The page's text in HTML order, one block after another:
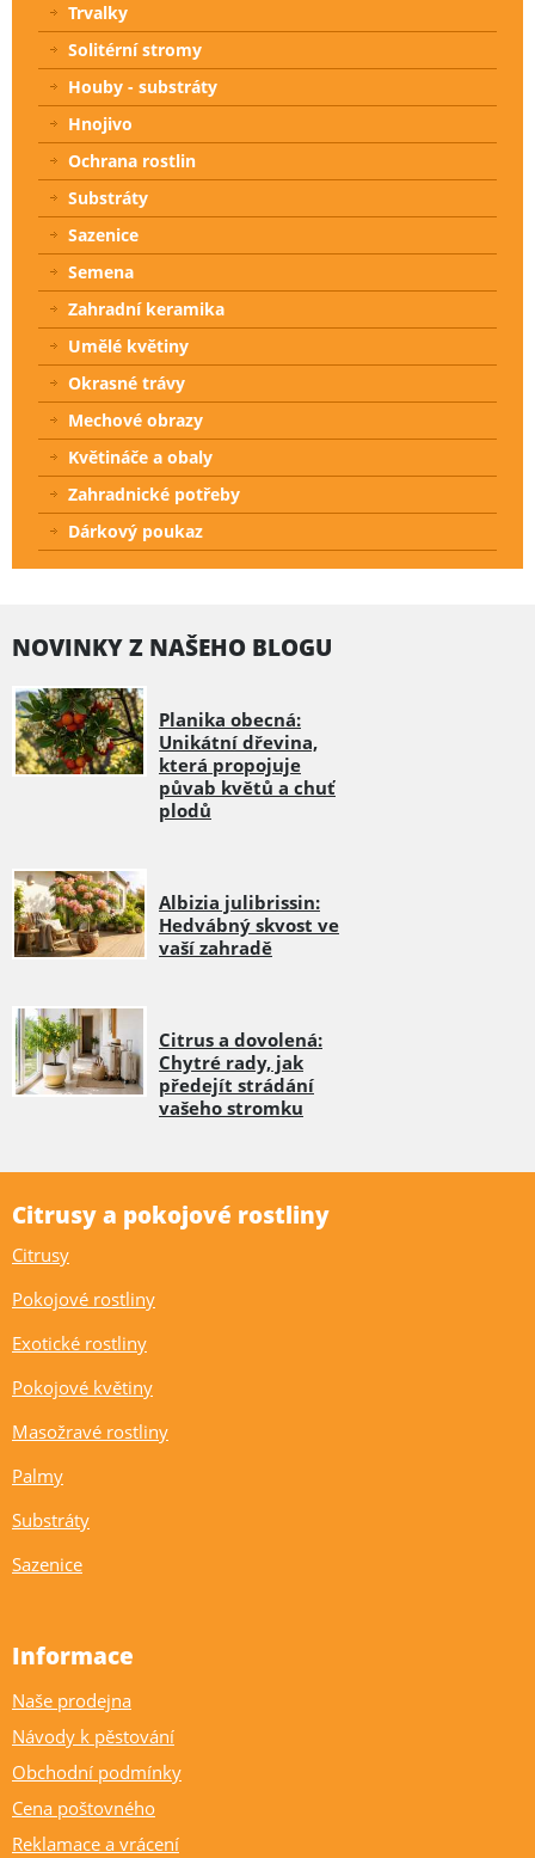
Trvalky
Solitérní stromy
Houby - substráty
Hnojivo
Ochrana rostlin
Substráty
Sazenice
Semena
Zahradní keramika
Umělé květiny
Okrasné trávy
Mechové obrazy
Květináče a obaly
Zahradnické potřeby
Dárkový poukaz
NOVINKY Z NAŠEHO BLOGU
Planika obecná:
Unikátní dřevina,
která propojuje
půvab květů a chuť
plodů
Albizia julibrissin:
Hedvábný skvost ve
vaší zahradě
Citrus a dovolená:
Chytré rady, jak
předejít strádání
vašeho stromku
Citrusy a pokojové rostliny
Citrusy
Pokojové rostliny
Exotické rostliny
Pokojové květiny
Masožravé rostliny
Palmy
Substráty
Sazenice
Informace
Naše prodejna
Návody k pěstování
Obchodní podmínky
Cena poštovného
Reklamace a vrácení